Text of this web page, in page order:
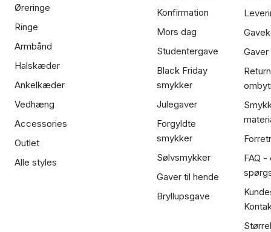
Øreringe
Ringe
Armbånd
Halskæder
Ankelkæder
Vedhæng
Accessories
Outlet
Alle styles
Konfirmation
Mors dag
Studentergave
Black Friday
smykker
Julegaver
Forgyldte
smykker
Sølvsmykker
Gaver til hende
Bryllupsgave
FAQ